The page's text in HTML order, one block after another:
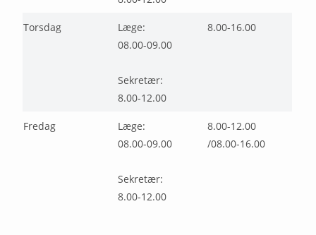
Torsdag
Læge:
08.00-09.00
Sekretær:
8.00-12.00
8.00-16.00
Fredag
Læge:
08.00-09.00
Sekretær:
8.00-12.00
8.00-12.00
/08.00-16.00